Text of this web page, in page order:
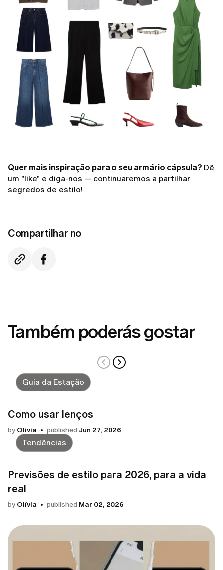
Quer mais inspiração para o seu armário cápsula? Dê
um "like" e diga-nos — continuaremos a partilhar
segredos de estilo!
Compartilhar no
Também poderás gostar
Guia da Estação
Como usar lenços
by Olívia published Jun 27, 2026
Tendências
Previsões de estilo para 2026, para a vida
real
by Olívia published Mar 02, 2026